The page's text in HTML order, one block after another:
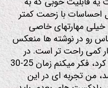
احساسات با زحمت کمتر
مهارتهای خاصی
رو در نوشته ها منعکس
کمی راحت تر است. در
مورد زمان هم باید یه فکری کرد، فکر میکنم زمان 25-30
من تجربه ای در این